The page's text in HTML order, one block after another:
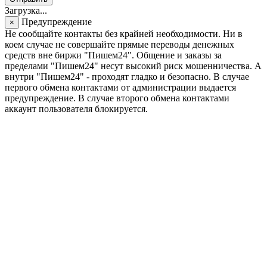
Загрузка...
×
Предупреждение
Не сообщайте контакты без крайней необходимости. Ни в
коем случае не совершайте прямые переводы денежных
средств вне биржи "Пишем24". Общение и заказы за
пределами "Пишем24" несут высокий риск мошенничества. А
внутри "Пишем24" - проходят гладко и безопасно. В случае
первого обмена контактами от администрации выдается
предупреждение. В случае второго обмена контактами
аккаунт пользователя блокируется.